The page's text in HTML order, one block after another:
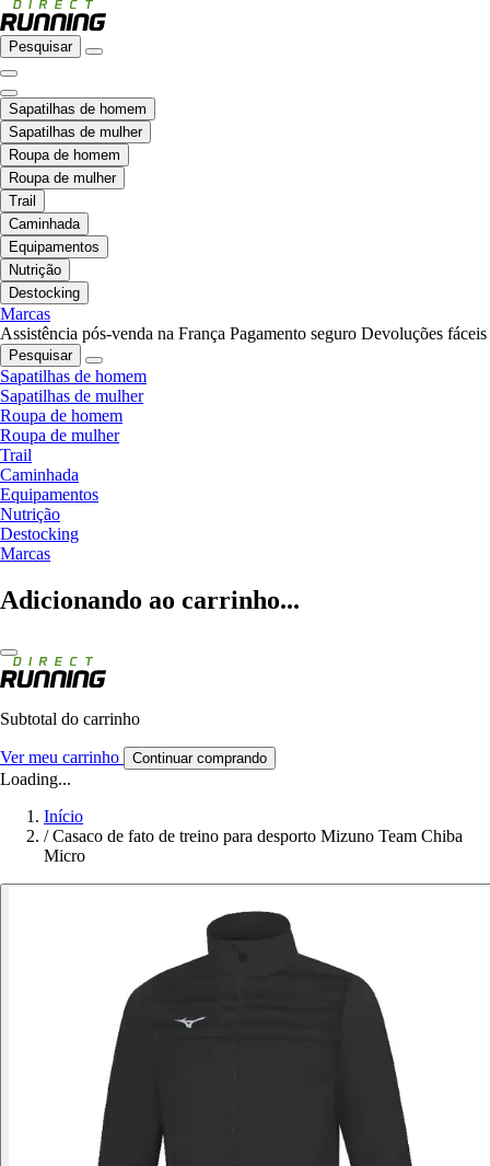
Pesquisar
Sapatilhas de homem
Sapatilhas de mulher
Roupa de homem
Roupa de mulher
Trail
Caminhada
Equipamentos
Nutrição
Destocking
Marcas
Assistência pós-venda na França Pagamento seguro Devoluções fáceis
Pesquisar
Sapatilhas de homem
Sapatilhas de mulher
Roupa de homem
Roupa de mulher
Trail
Caminhada
Equipamentos
Nutrição
Destocking
Marcas
Adicionando ao carrinho...
Subtotal do carrinho
Ver meu carrinho Continuar comprando
Loading...
Início
/ Casaco de fato de treino para desporto Mizuno Team Chiba
Micro